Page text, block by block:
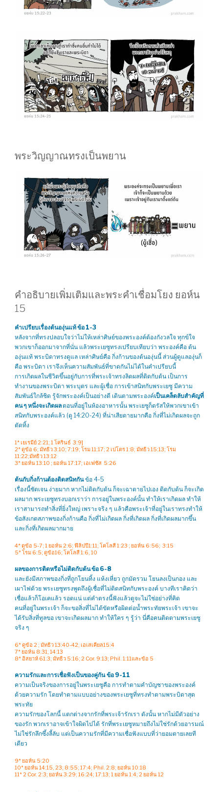
พระวิญญาณทรงเป็นพยาน
คำอธิบายเพิ่มเติมและพระคำเชื่อมโยง ยอห์น
15
คำเปรียบเรื่องต้นองุ่นแท้ ข้อ 1-3
หลังจากที่ทรงปลอบใจว่าไม่ให้เหล่าศิษย์ของพระองค์ต้องกังวลใจ ทุกข์ใจ
พวกเขาก็ออกมาจากที่นั่น แล้วพระเยซูทรงเปรียบเทียบว่า พระองค์คือ ต้น
องุ่นแท้ พระบิดาทรงดูแล เหล่าศิษย์คือ กิ่งก้านของต้นองุ่นนี้ ส่วนผู้ดูแลองุ่นก็
คือ พระบิดา เราจึงเห็นความสัมพันธ์ที่ขาดกันไม่ได้ในคำเปรียบนี้
การเกิดผลในชีวิตขึ้นอยู่กับการที่พระเจ้าทรงลิดผลที่ติดกับต้น เป็นการ
ทำงานของพระบิดา พระบุตร และผู้เชื่อ การเข้าสนิทกับพระเยซู มีความ
สัมพันธ์ใกล้ชิด รู้จักพระองค์เป็นอย่างดี เดินตามพระองค์เป็นเคล็ดลับสำคัญที่
คน ๆ หนึ่งจะเกิดผล ตอนที่อยู่ในห้องอาหารนั้น พระเยซูก็ตรัสให้พวกเขาเข้า
สนิทกับพระองค์แล้ว (ดู 14:20-24) ที่น่าเสียดายมากคือ กิ่งที่ไม่เกิดผลจะถูก
ตัดทิ้ง
1* เยเรมีย์ 2:21; 1 โครินธ์ 3:9]
2* ดูข้อ 6; มัทธิว 3:10; 7:19; โรม 11:17; 2 เปโตร 1:8; มัทธิว 15:13; โรม
11:22;มัทธิว 13:12
3* ยอห์น 13:10 ; ยอห์น 17:17; เอเฟซัส 5:26
ต้นกับกิ่งก้านต้องติดสนิทกันข้อ 4-5
เรื่องนี้ชัดเจน ง่ายมาก หากไม่ติดกับต้น ก็จะเฉาตายไปเอง ติดกับต้น ก็จะเกิด
ผลมาก พระเยซูทรงบอกเราว่า การอยู่ในพระองค์นั้น ทำให้เราเกิดผล ทำให้
เราสามารถทำสิ่งที่ยิ่งใหญ่ เพราะจริง ๆ แล้วคือพระเจ้าที่อยู่ในเราทรงทำให้
ข้อสังเกตสภาพของกิ่งก้านคือ กิ่งที่ไม่เกิดผล กิ่งที่เกิดผล กิ่งที่เกิดผลมากขึ้น
และกิ่งที่เกิดผลมากมาย
4* ดูข้อ 5-7; 1 ยอห์น 2:6; ฟีลิปปี1:11; โคโลสี 1:23 ; ยอห์น 6:56; 3:15
5* โรม 6:5; ดูข้อ16; โคโลสี 1:6, 10
ผลของการติดหรือไม่ติดกับต้น ข้อ 6-8
และยังมีสภาพของกิ่งที่ถูกโยนทิ้ง แห้งเหี่ยว ถูกมัดรวม โยนลงเป็นกอง และ
เผาไฟด้วย พระเยซูทรงพูดถึงผู้เชื่อที่ไม่ติดสนิทกับพระองค์ บางทีเราคิดว่า
เชื่อแล้วก็โอเคแล้ว รอดแน่ แต่คำตรงนี้ฟังแล้วดูจะไม่ใช่อย่างที่คิด
คนที่อยู่ในพระเจ้า ก็จะขอสิ่งที่ไม่ได้ขัดหรือผิดต่อน้ำพระทัยพระเจ้า เขาจะ
ได้รับสิ่งที่ทูลขอ เขาจะเกิดผลมาก ทำให้ใคร ๆ รู้ว่า นี่คือคนติดตามพระเยซู
จริง ๆ
6* ดูข้อ 2 ; มัทธิว 13:40-42; เอเสเคียล15:4
7* ยอห์น 8:31; 14:13
8* อิสยาห์ 61:3; มัทธิว 5:16; 2 Cor. 9:13; Phil. 1:11และข้อ 5
ความรักและการเชื่อฟังเป็นของคู่กัน ข้อ 9-11
ความเป็นจริงของการอยู่ในพระเยซูคือ การทำตามคำบัญชาของพระองค์
ด้วยความรัก โดยทำตามแบบอย่างของพระเยซูที่ทรงทำตามพระบิดาสุด
พระทัย
ความรักของโลกนี้ แตกต่างจากรักที่พระเจ้ารักเรา ดังนั้น หากไม่มีตัวอย่าง
ของรัก พวกเราอาจเข้าใจผิดไปได้ รักที่พระเยซูหมายถึงไม่ใช่รักด้วยอารมณ์
ไม่ใช่รักลึกซึ้งลี้ลับ แต่เป็นความรักที่มีความเชื่อฟังแบบที่ว่ายอมตายเลยที
เดียว
9* ยอห์น 5:20
10* ยอห์น 14:15, 23; 8:55; 17:4; Phil. 2:8; ยอห์น 10:18
11* 2 Cor. 2:3; ยอห์น 3:29; 16:24; 17:13; 1 ยอห์น 1:4; 2 ยอห์น 12